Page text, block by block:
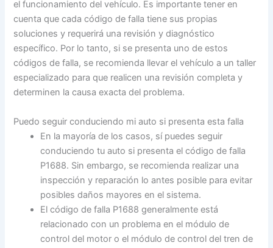
el funcionamiento del vehículo. Es importante tener en
cuenta que cada código de falla tiene sus propias
soluciones y requerirá una revisión y diagnóstico
específico. Por lo tanto, si se presenta uno de estos
códigos de falla, se recomienda llevar el vehículo a un taller
especializado para que realicen una revisión completa y
determinen la causa exacta del problema.
Puedo seguir conduciendo mi auto si presenta esta falla
En la mayoría de los casos, sí puedes seguir
conduciendo tu auto si presenta el código de falla
P1688. Sin embargo, se recomienda realizar una
inspección y reparación lo antes posible para evitar
posibles daños mayores en el sistema.
El código de falla P1688 generalmente está
relacionado con un problema en el módulo de
control del motor o el módulo de control del tren de